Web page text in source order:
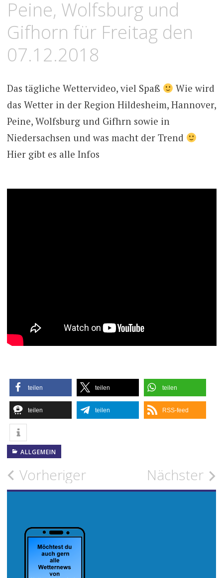
Peine, Wolfsburg und
Gifhorn für Freitag den
07.12.2018
Das tägliche Wettervideo, viel Spaß
Wie wird
das Wetter in der Region Hildesheim, Hannover,
Peine, Wolfsburg und Gifhrn sowie in
Niedersachsen und was macht der Trend
Hier gibt es alle Infos
teilen teilen teilen
teilen teilen RSS-feed
ALLGEMEIN
Beitragsnavigation
Vorheriger Nächster